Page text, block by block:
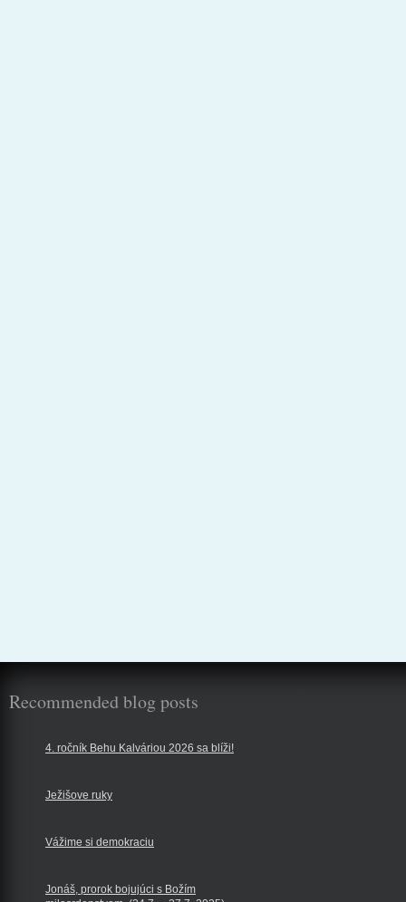
Recommended blog posts
4. ročník Behu Kalváriou 2026 sa blíži!
Ježišove ruky
Vážime si demokraciu
Jonáš, prorok bojujúci s Božím